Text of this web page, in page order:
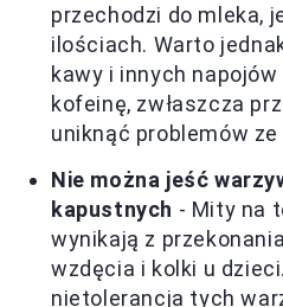
przechodzi do mleka,
ilościach. Warto
kawy i innych
kofeinę, zwłaszcza
uniknąć problemów
Nie można jeść
kapustnych - Mity na
wynikają z
wzdęcia i kolki u
nietolerancja tych